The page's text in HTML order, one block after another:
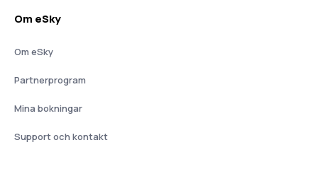
Om eSky
Om eSky
Partnerprogram
Mina bokningar
Support och kontakt